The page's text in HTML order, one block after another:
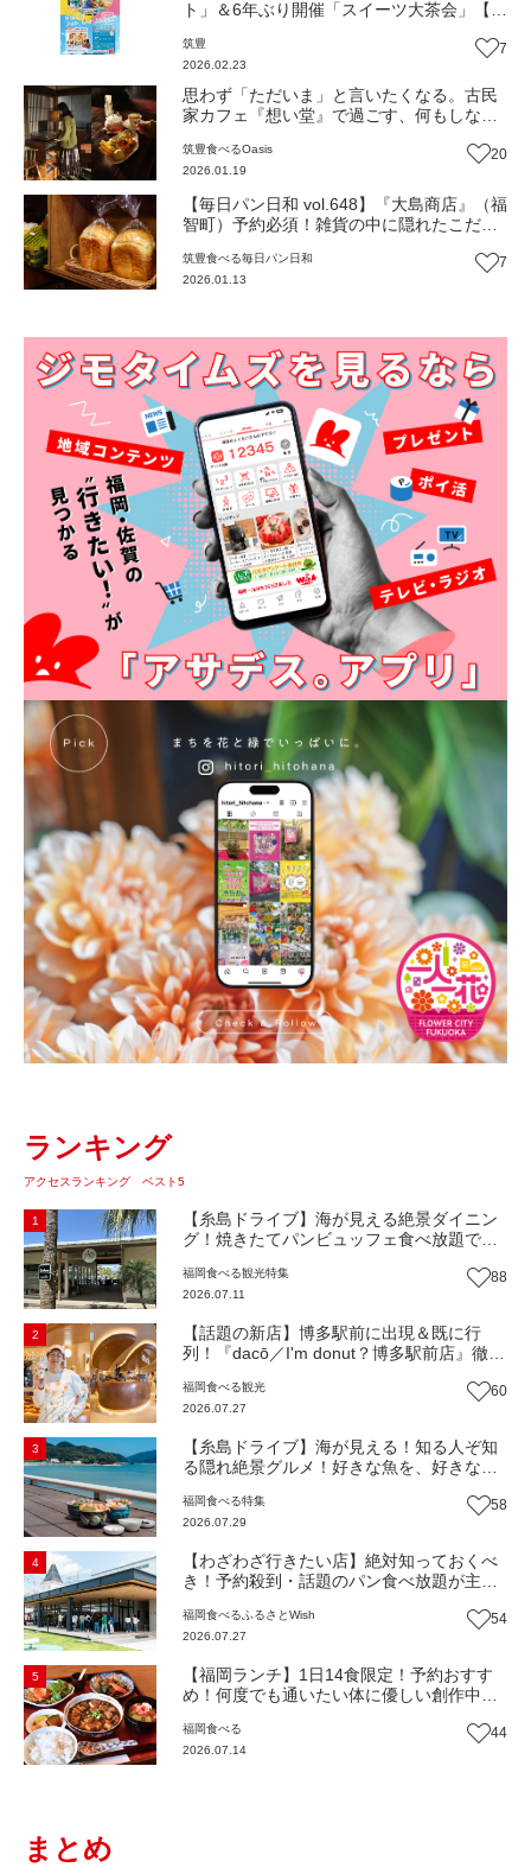
ト」＆6年ぶり開催「スイーツ大茶会」【ふ
筑豊
2026.02.23
7
思わず「ただいま」と言いたくなる。古民
家カフェ『想い堂』で過ごす、何もしない
息地をめぐる旅〜】
筑豊食べるOasis
2026.01.19
20
【毎日パン日和 vol.648】『大島商店』（福
智町）予約必須！雑貨の中に隠れたこだわ
筑豊食べる毎日パン日和
2026.01.13
7
ランキング
アクセスランキング ベスト5
1
【糸島ドライブ】海が見える絶景ダイニン
グ！焼きたてパンビュッフェ食べ放題で大
Beach Cafe』（福岡・糸島市）【まち歩
き】
福岡食べる観光特集
2026.07.11
88
2
【話題の新店】博多駅前に出現＆既に行
列！『dacō／I'm donut？博多駅前店』徹底
しみ方＆イチオシメニューも紹介！（福岡
市博多区）【まち歩き】
福岡食べる観光
2026.07.27
60
3
【糸島ドライブ】海が見える！知る人ぞ知
る隠れ絶景グルメ！好きな魚を、好きなだ
堂』（福岡市西区）【まち歩き】
福岡食べる特集
2026.07.29
58
4
【わざわざ行きたい店】絶対知っておくべ
き！予約殺到・話題のパン食べ放題が主
『bound garden』（福岡・新宮町）【まち
歩き】
福岡食べる ふるさとWish
2026.07.27
54
5
【福岡ランチ】1日14食限定！予約おすす
め！何度でも通いたい体に優しい創作中華
【まち歩き】
福岡食べる
2026.07.14
44
まとめ